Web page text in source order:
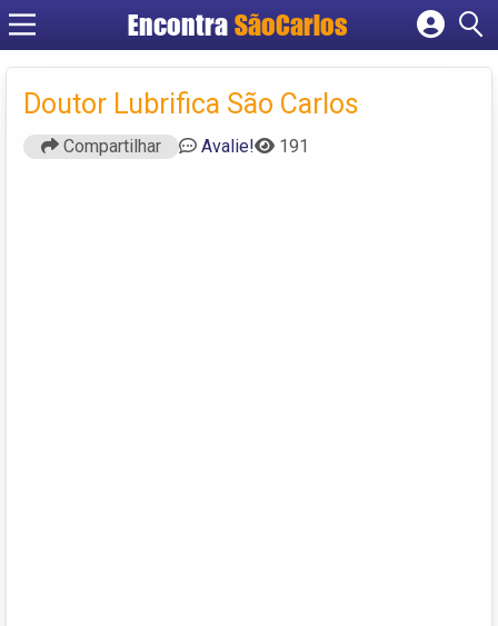
EncontraSãoCarlos
Cadastrar empresa
Fazer login
Criar conta
Doutor Lubrifica São Carlos
Compartilhar Avalie! 191